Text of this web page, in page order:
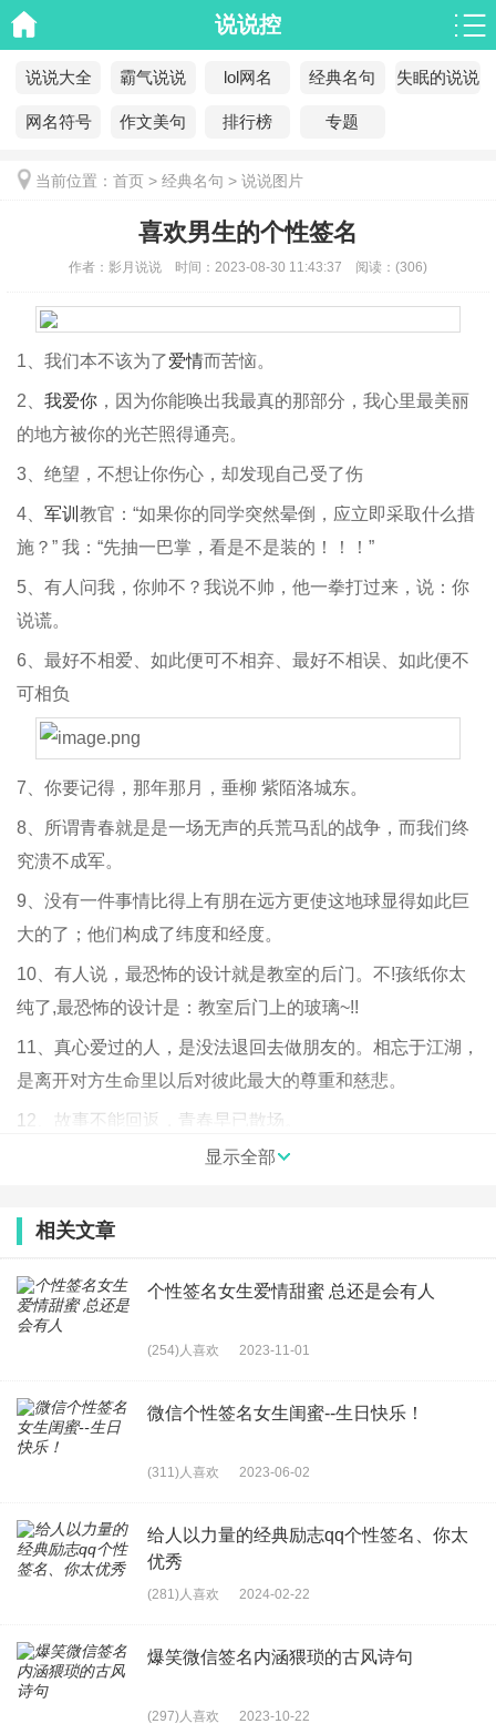
说说控
说说大全 霸气说说 lol网名 经典名句 失眠的说说
网名符号 作文美句 排行榜 专题
当前位置： 首页 > 经典名句 > 说说图片
喜欢男生的个性签名
作者： 影月说说 时间： 2023-08-30 11:43:37 阅读： (306)
1、我们本不该为了爱情而苦恼。
2、 我爱你 ，因为你能唤出我最真的那部分，我心里最美丽
的地方被你的光芒照得通亮。
3、绝望，不想让你伤心，却发现自己受了伤
4、 军训 教官：“如果你的同学突然晕倒，应立即采取什么措
施？” 我：“先抽一巴掌，看是不是装的！！！”
5、有人问我，你帅不？我说不帅，他一拳打过来，说：你
说谎。
6、最好不相爱、如此便可不相弃、最好不相误、如此便不
可相负
7、你要记得，那年那月，垂柳 紫陌洛城东。
8、所谓青春就是是一场无声的兵荒马乱的战争，而我们终
究溃不成军。
9、没有一件事情比得上有朋在远方更使这地球显得如此巨
大的了；他们构成了纬度和经度。
10、有人说，最恐怖的设计就是教室的后门。不!孩纸你太
纯了,最恐怖的设计是：教室后门上的玻璃~!!
11、真心爱过的人，是没法退回去做朋友的。相忘于江湖，
是离开对方生命里以后对彼此最大的尊重和慈悲。
12、故事不能回返，青春早已散场。
13、鸟在笼中，恨关羽不能张飞；人处世上，要八戒更须悟
14、让欺负自己的人跪下唱征服；
15、高山不是一天形成的，需要几万年乃至几十万年几百万
年。
16、爱就是这样，一路上互相搀扶，直到我们睁不开眼睛，
17、他说没了我的晚安 他无法入睡我是不是很幸福。
18、我旁边有个小朋友玩CF他对着屏幕吹了一半天,我告诉
19、孩子摔倒了，可以哭。但抱歉，你刚刚被剥夺了这个资
格。
20、如果不再爱你、我就不会寂寞。
21、希望路上等待我的 除了荆棘 还有鲜花
22、时间太长
情太沉 我怕放不下你。
显示全部
相关文章
个性签名女生爱情甜蜜 总还是会有人
(254)人喜欢 2023-11-01
微信个性签名女生闺蜜--生日快乐！
(311)人喜欢 2023-06-02
给人以力量的经典励志qq个性签名、你太
优秀
(281)人喜欢 2024-02-22
爆笑微信签名内涵猥琐的古风诗句
(297)人喜欢 2023-10-22